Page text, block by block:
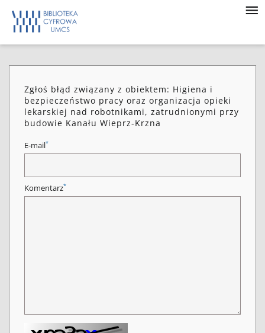
Zgłoś błąd związany z obiektem: Higiena i
bezpieczeństwo pracy oraz organizacja opieki
lekarskiej nad robotnikami, zatrudnionymi przy
budowie Kanału Wieprz-Krzna
E-mail*
Komentarz*